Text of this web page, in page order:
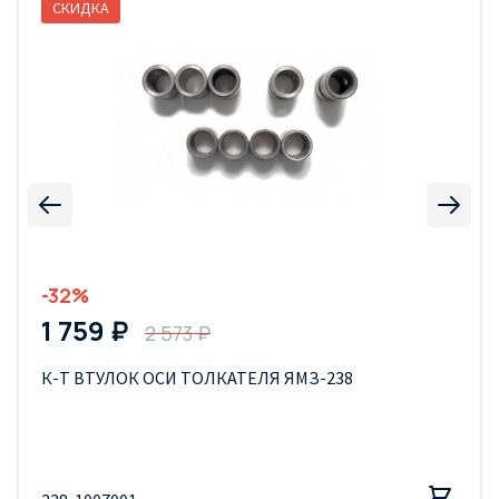
СКИДКА
-32%
1 759 ₽ 2 573 ₽
К-Т ВТУЛОК ОСИ ТОЛКАТЕЛЯ ЯМЗ-238